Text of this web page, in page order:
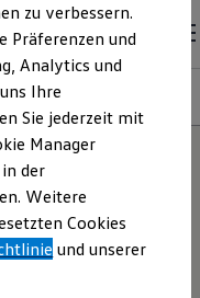
finden
& konfigurieren
perfekt zu
zu verbessern.
Präferenzen und
Analytics und
Ihre
Sie jederzeit mit
Manager
der
Weitere
Cookies
und unserer